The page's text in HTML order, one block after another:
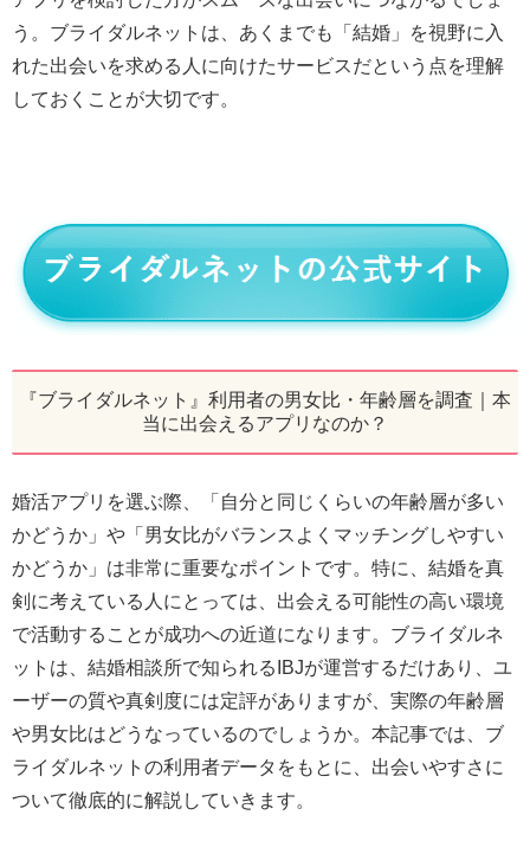
う。ブライダルネットは、あくまでも「結婚」を視野に入
れた出会いを求める人に向けたサービスだという点を理解
しておくことが大切です。
『ブライダルネット』利用者の男女比・年齢層を調査｜本
当に出会えるアプリなのか？
婚活アプリを選ぶ際、「自分と同じくらいの年齢層が多い
かどうか」や「男女比がバランスよくマッチングしやすい
かどうか」は非常に重要なポイントです。特に、結婚を真
剣に考えている人にとっては、出会える可能性の高い環境
で活動することが成功への近道になります。ブライダルネ
ットは、結婚相談所で知られるIBJが運営するだけあり、ユ
ーザーの質や真剣度には定評がありますが、実際の年齢層
や男女比はどうなっているのでしょうか。本記事では、ブ
ライダルネットの利用者データをもとに、出会いやすさに
ついて徹底的に解説していきます。